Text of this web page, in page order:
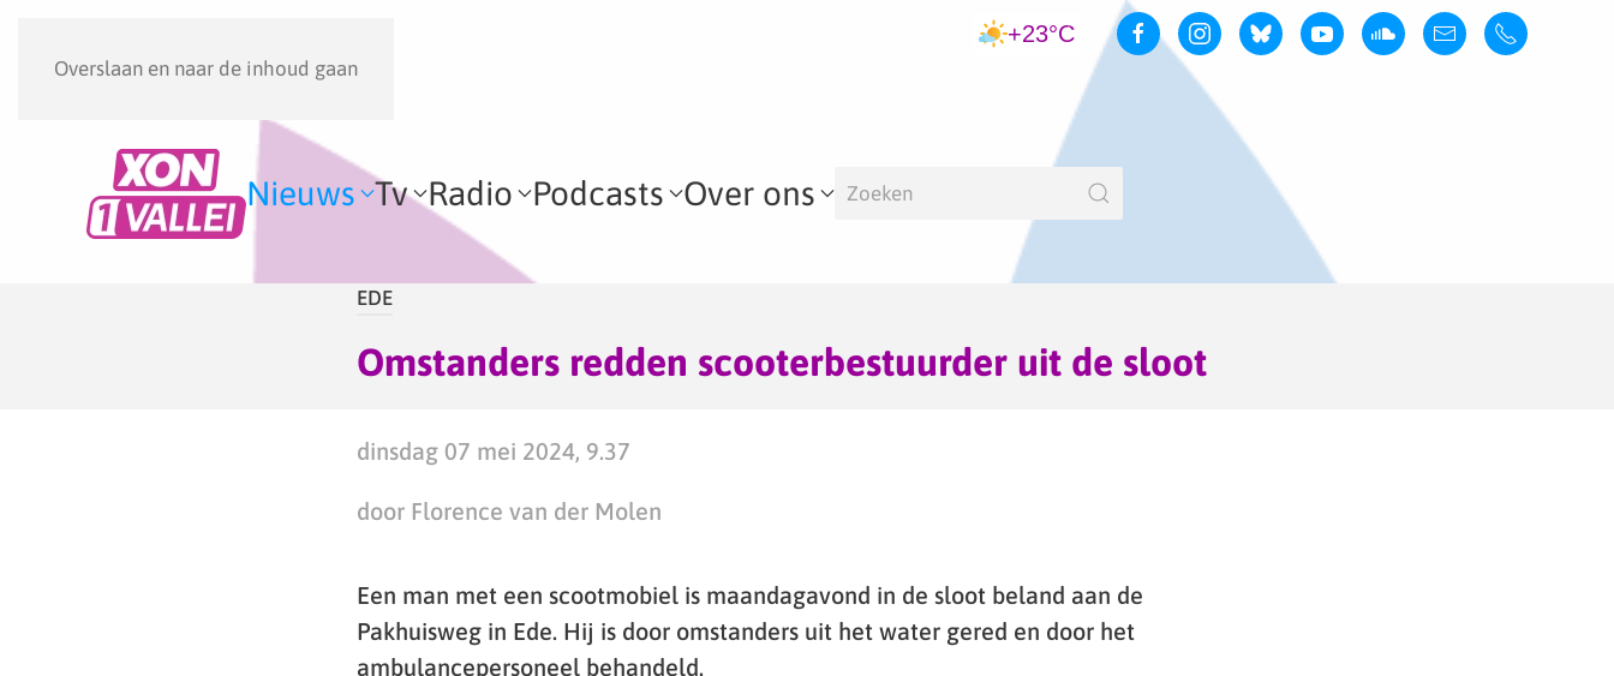
Overslaan en naar de inhoud gaan
+23°C
Nieuws Tv Radio Podcasts Over ons
EDE
Omstanders redden scooterbestuurder uit de sloot
dinsdag 07 mei 2024, 9.37
door Florence van der Molen
Een man met een scootmobiel is maandagavond in de sloot beland aan de
Pakhuisweg in Ede. Hij is door omstanders uit het water gered en door het
ambulancepersoneel behandeld.